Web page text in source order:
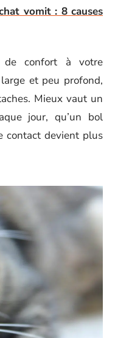
vomit : 8 causes
de confort à votre
et peu profond,
Mieux vaut un
jour, qu’un bol
contact devient plus